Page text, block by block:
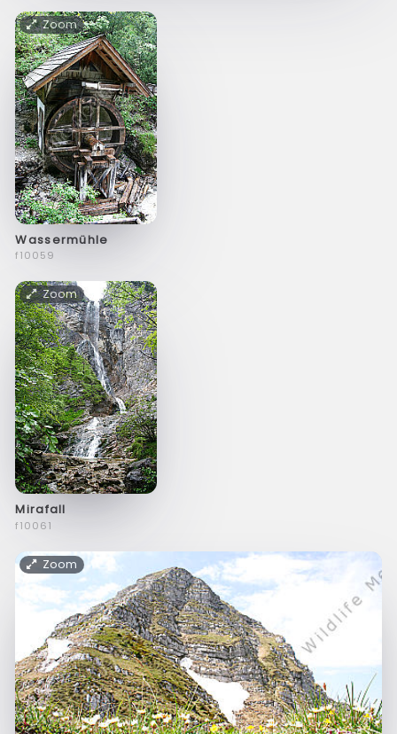
Zoom
Wassermühle
f10059
Zoom
Mirafall
f10061
Zoom